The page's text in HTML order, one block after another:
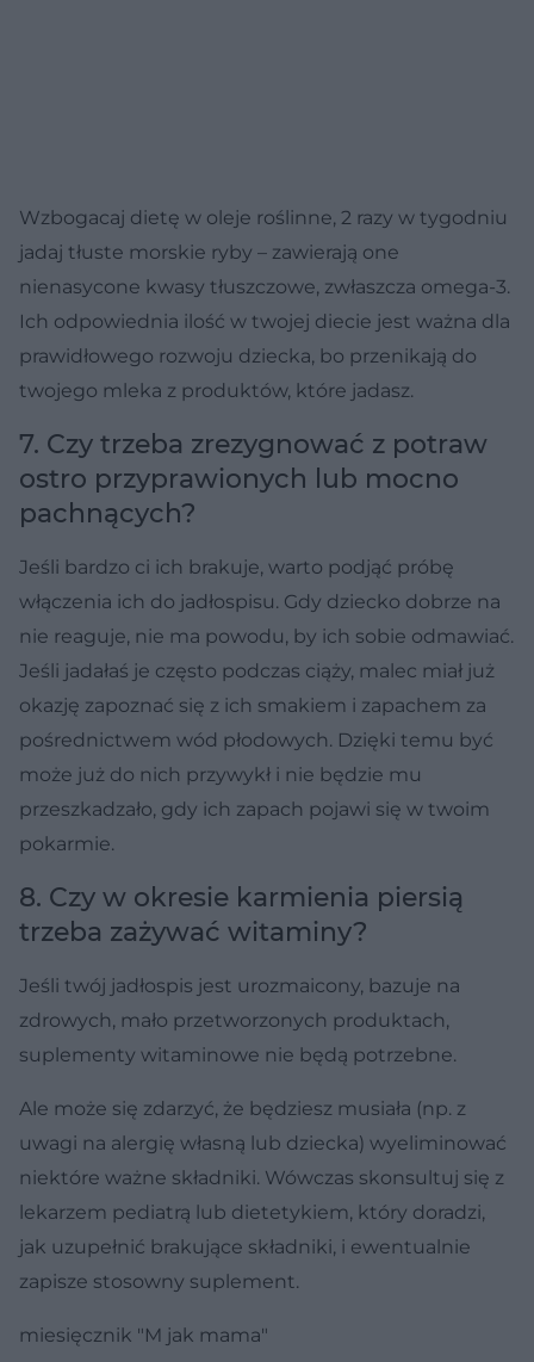
Wzbogacaj dietę w oleje roślinne, 2 razy w tygodniu
jadaj tłuste morskie ryby – zawierają one
nienasycone kwasy tłuszczowe, zwłaszcza omega-3.
Ich odpowiednia ilość w twojej diecie jest ważna dla
prawidłowego rozwoju dziecka, bo przenikają do
twojego mleka z produktów, które jadasz.
7. Czy trzeba zrezygnować z potraw
ostro przyprawionych lub mocno
pachnących?
Jeśli bardzo ci ich brakuje, warto podjąć próbę
włączenia ich do jadłospisu. Gdy dziecko dobrze na
nie reaguje, nie ma powodu, by ich sobie odmawiać.
Jeśli jadałaś je często podczas ciąży, malec miał już
okazję zapoznać się z ich smakiem i zapachem za
pośrednictwem wód płodowych. Dzięki temu być
może już do nich przywykł i nie będzie mu
przeszkadzało, gdy ich zapach pojawi się w twoim
pokarmie.
8. Czy w okresie karmienia piersią
trzeba zażywać witaminy?
Jeśli twój jadłospis jest urozmaicony, bazuje na
zdrowych, mało przetworzonych produktach,
suplementy witaminowe nie będą potrzebne.
Ale może się zdarzyć, że będziesz musiała (np. z
uwagi na alergię własną lub dziecka) wyeliminować
niektóre ważne składniki. Wówczas skonsultuj się z
lekarzem pediatrą lub dietetykiem, który doradzi,
jak uzupełnić brakujące składniki, i ewentualnie
zapisze stosowny suplement.
miesięcznik "M jak mama"